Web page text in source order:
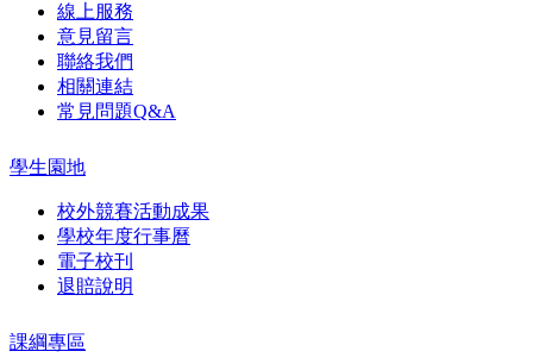
線上服務
意見留言
聯絡我們
相關連結
常見問題Q&A
學生園地
校外競賽活動成果
學校年度行事曆
電子校刊
退賠說明
課綱專區